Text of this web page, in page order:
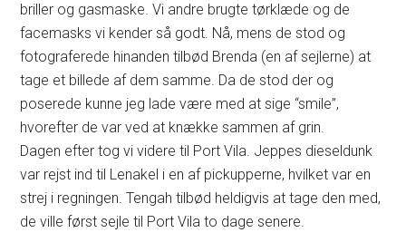
briller og gasmaske. Vi andre brugte tørklæde og de
facemasks vi kender så godt. Nå, mens de stod og
fotograferede hinanden tilbød Brenda (en af sejlerne) at
tage et billede af dem samme. Da de stod der og
poserede kunne jeg lade være med at sige “smile”,
hvorefter de var ved at knække sammen af grin.
Dagen efter tog vi videre til Port Vila. Jeppes dieseldunk
var rejst ind til Lenakel i en af pickupperne, hvilket var en
strej i regningen. Tengah tilbød heldigvis at tage den med,
de ville først sejle til Port Vila to dage senere.